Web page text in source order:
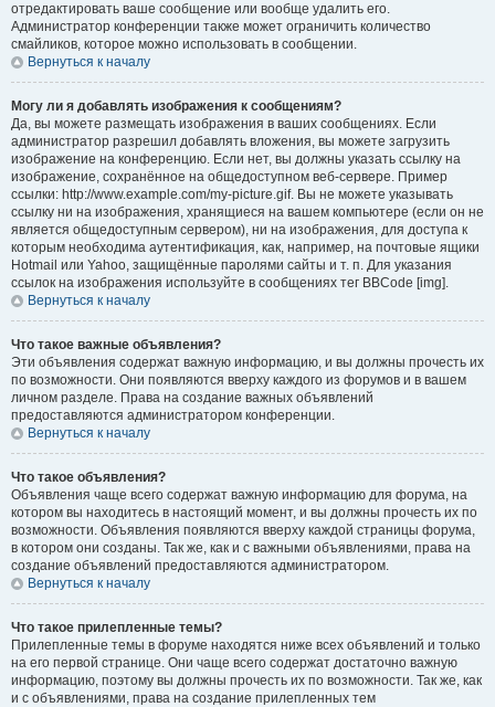
отредактировать ваше сообщение или вообще удалить его.
Администратор конференции также может ограничить количество
смайликов, которое можно использовать в сообщении.
Вернуться к началу
Могу ли я добавлять изображения к сообщениям?
Да, вы можете размещать изображения в ваших сообщениях. Если
администратор разрешил добавлять вложения, вы можете загрузить
изображение на конференцию. Если нет, вы должны указать ссылку на
изображение, сохранённое на общедоступном веб-сервере. Пример
ссылки: http://www.example.com/my-picture.gif. Вы не можете указывать
ссылку ни на изображения, хранящиеся на вашем компьютере (если он не
является общедоступным сервером), ни на изображения, для доступа к
которым необходима аутентификация, как, например, на почтовые ящики
Hotmail или Yahoo, защищённые паролями сайты и т. п. Для указания
ссылок на изображения используйте в сообщениях тег BBCode [img].
Вернуться к началу
Что такое важные объявления?
Эти объявления содержат важную информацию, и вы должны прочесть их
по возможности. Они появляются вверху каждого из форумов и в вашем
личном разделе. Права на создание важных объявлений
предоставляются администратором конференции.
Вернуться к началу
Что такое объявления?
Объявления чаще всего содержат важную информацию для форума, на
котором вы находитесь в настоящий момент, и вы должны прочесть их по
возможности. Объявления появляются вверху каждой страницы форума,
в котором они созданы. Так же, как и с важными объявлениями, права на
создание объявлений предоставляются администратором.
Вернуться к началу
Что такое прилепленные темы?
Прилепленные темы в форуме находятся ниже всех объявлений и только
на его первой странице. Они чаще всего содержат достаточно важную
информацию, поэтому вы должны прочесть их по возможности. Так же, как
и с объявлениями, права на создание прилепленных тем